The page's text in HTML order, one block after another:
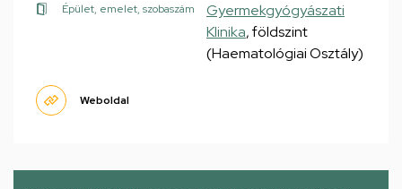
Épület, emelet, szobaszám
Gyermekgyógyászati
Klinika, földszint
(Haematológiai Osztály)
Weboldal